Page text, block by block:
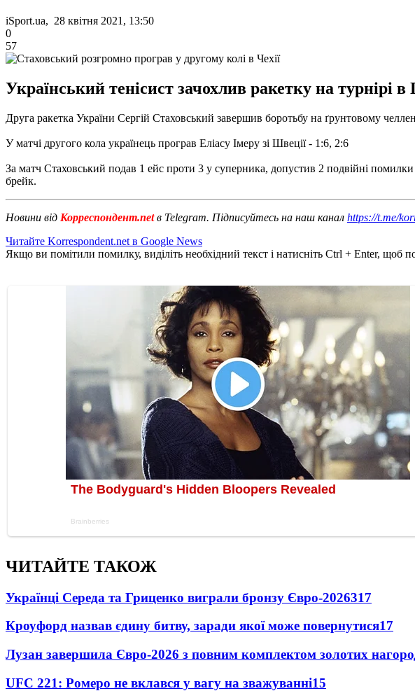
iSport.ua, 28 квітня 2021, 13:50
0
57
Український тенісист зачохлив ракетку на турнірі в
Друга ракетка України Сергій Стаховський завершив боротьбу на ґрунтовому
У матчі другого кола українець програв Еліасу Імеру зі Швеції - 1:6, 2:6
За матч Стаховський подав 1 ейс проти 3 у суперника, допустив 2 подвійні
брейк.
Новини від Корреспондент.netв Telegram. Підписуйтесь на наш канал https://t.me/
Читайте Korrespondent.net в Google News
Якщо ви помітили помилку, виділіть необхідний текст і натисніть Ctrl + Enter, щоб
ЧИТАЙТЕ ТАКОЖ
Українці Середа та Гриценко виграли бронзу Євро-2026317
Кроуфорд назвав єдину битву, заради якої може повернутися17
Лузан завершила Євро-2026 з повним комплектом золотих
UFC 221: Ромеро не вклався у вагу на зважуванні15